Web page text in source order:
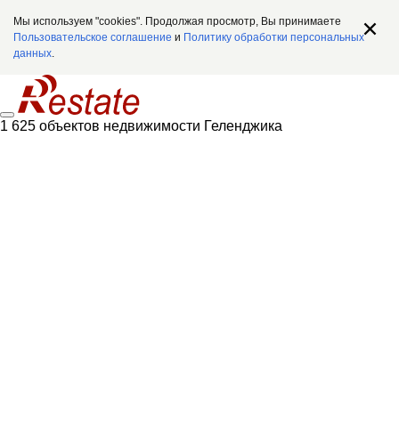
Мы используем "cookies". Продолжая просмотр, Вы принимаете
Пользовательское соглашение и Политику обработки персональных
данных.
1 625 объектов недвижимости Геленджика